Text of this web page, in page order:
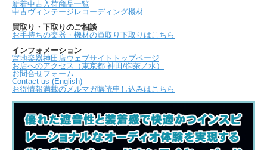
新着中古入荷商品一覧
中古ヴィンテージレコーディング機材
買取り・下取りのご相談
お手持ちの楽器・機材の買取り下取りはこちら
インフォメーション
宮地楽器神田店ウェブサイトトップページ
お店へのアクセス（東京都 神田/御茶ノ水）
お問合せフォーム
Contact us (English)
お得情報満載のメルマガ購読申し込みはこちら